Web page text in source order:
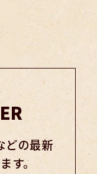
どの最新
す。